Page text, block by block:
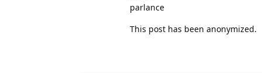
parlance
This post has been anonymized.